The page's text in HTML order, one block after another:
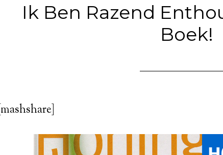
Ik Ben Razend
Boek!
[mashshare]